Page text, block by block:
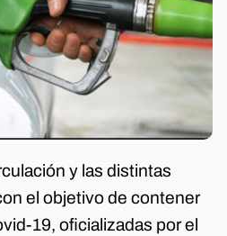
y las distintas
el objetivo de contener
19, oficializadas por el